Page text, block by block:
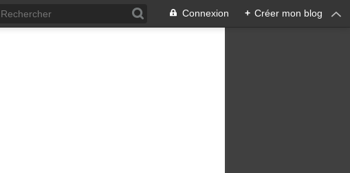
Connexion + Créer mon blog